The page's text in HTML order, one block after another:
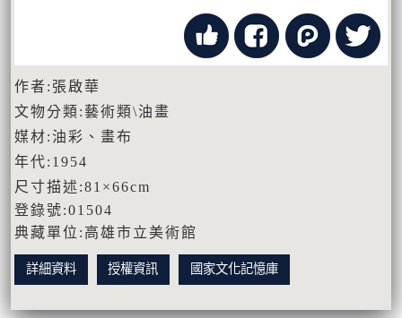
作者:張啟華
文物分類:藝術類\油畫
媒材:油彩、畫布
年代:1954
尺寸描述:81×66cm
登錄號:01504
典藏單位:高雄市立美術館
詳細資料 授權資訊 國家文化記憶庫